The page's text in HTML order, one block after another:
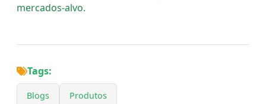
mercados-alvo.
Tags:
Blogs Produtos